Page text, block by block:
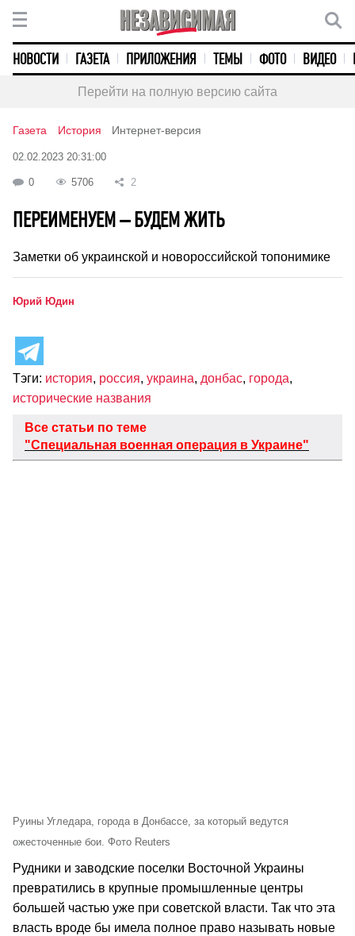
НОВОСТИ ГАЗЕТА ПРИЛОЖЕНИЯ ТЕМЫ ФОТО ВИДЕО
Перейти на полную версию сайта
Газета История Интернет-версия
02.02.2023 20:31:00
0 5706 2
ПЕРЕИМЕНУЕМ – БУДЕМ ЖИТЬ
Заметки об украинской и новороссийской топонимике
Юрий Юдин
Тэги: история, россия, украина, донбас, города,
исторические названия
Все статьи по теме
"Специальная военная операция в Украине"
Руины Угледара, города в Донбассе, за который ведутся
ожесточенные бои. Фото Reuters
Рудники и заводские поселки Восточной Украины
превратились в крупные промышленные центры
большей частью уже при советской власти. Так что эта
власть вроде бы имела полное право называть новые